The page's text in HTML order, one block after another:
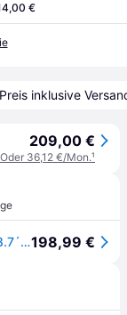
€
Preis inklusive
209,00 €
Oder 36,12 €/Mon.¹
Samsung Galaxy Tab A11 Wifi 8gb/128gb 8.7´´ Tablet Durchsichtig198,99 €